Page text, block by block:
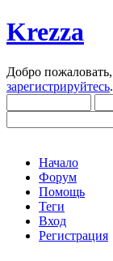
Krezza
Добро пожаловать,
зарегистрируйтесь.
Начало
Форум
Помощь
Теги
Вход
Регистрация